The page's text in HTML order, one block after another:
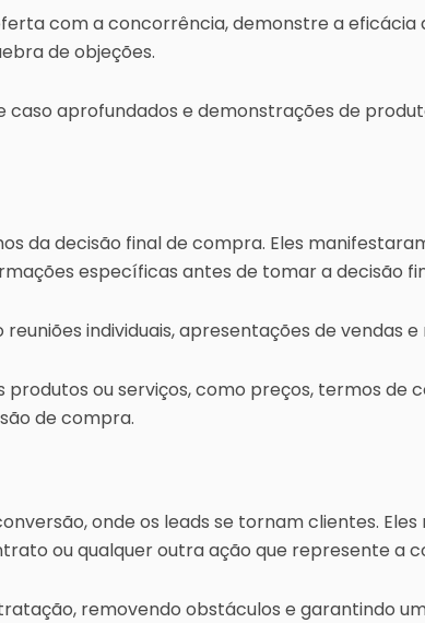
com a concorrência, demonstre a eficácia
de objeções.
caso aprofundados e demonstrações de
da decisão final de compra. Eles
específicas antes de tomar a decisão
individuais, apresentações de vendas
ou serviços, como preços, termos de
de compra.
onde os leads se tornam clientes. Eles
ou qualquer outra ação que represente a
removendo obstáculos e garantindo